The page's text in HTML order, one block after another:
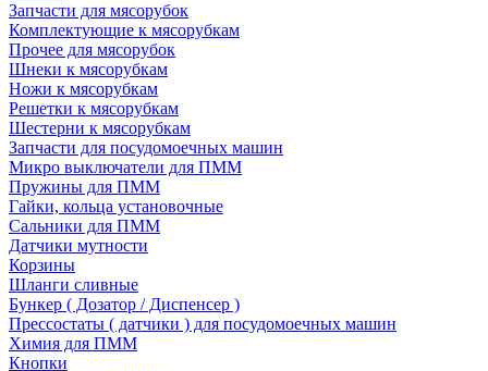
Запчасти для мясорубок
Комплектующие к мясорубкам
Прочее для мясорубок
Шнеки к мясорубкам
Ножи к мясорубкам
Решетки к мясорубкам
Шестерни к мясорубкам
Запчасти для посудомоечных машин
Микро выключатели для ПММ
Пружины для ПММ
Гайки, кольца установочные
Сальники для ПММ
Датчики мутности
Корзины
Шланги сливные
Бункер ( Дозатор / Диспенсер )
Прессостаты ( датчики ) для посудомоечных машин
Химия для ПММ
Кнопки